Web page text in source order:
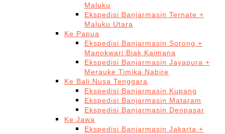
Maluku
Ekspedisi Banjarmasin Ternate +
Maluku Utara
Ke Papua
Ekspedisi Banjarmasin Sorong +
Manokwari Biak Kaimana
Ekspedisi Banjarmasin Jayapura +
Merauke Timika Nabire
Ke Bali Nusa Tenggara
Ekspedisi Banjarmasin Kupang
Ekspedisi Banjarmasin Mataram
Ekspedisi Banjarmasin Denpasar
Ke Jawa
Ekspedisi Banjarmasin Jakarta +